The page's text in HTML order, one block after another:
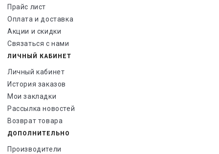
Прайс лист
Оплата и доставка
Акции и скидки
Связаться с нами
ЛИЧНЫЙ КАБИНЕТ
Личный кабинет
История заказов
Мои закладки
Рассылка новостей
Возврат товара
ДОПОЛНИТЕЛЬНО
Производители